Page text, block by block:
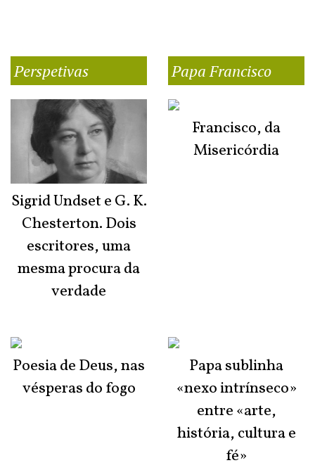
Perspetivas
Sigrid Undset e G. K.
Chesterton. Dois
escritores, uma
mesma procura da
verdade
Poesia de Deus, nas
vésperas do fogo
Papa Francisco
Francisco, da
Misericórdia
Papa sublinha
«nexo intrínseco»
entre «arte,
história, cultura e
fé»